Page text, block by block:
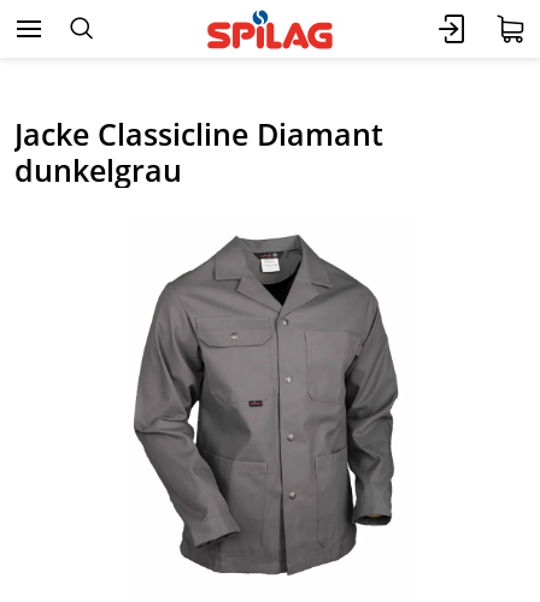
Jacke Classicline Diamant
dunkelgrau